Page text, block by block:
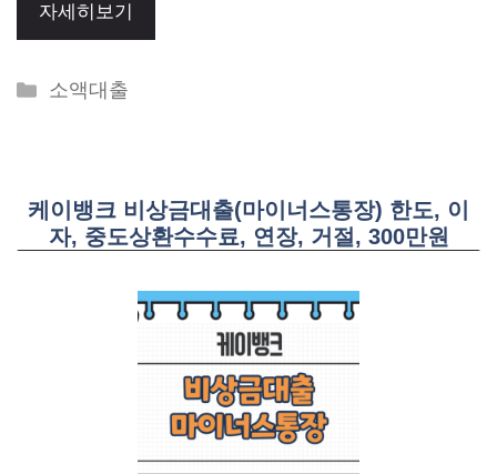
자세히보기
Categories
소액대출
케이뱅크 비상금대출(마이너스통장) 한도, 이
자, 중도상환수수료, 연장, 거절, 300만원